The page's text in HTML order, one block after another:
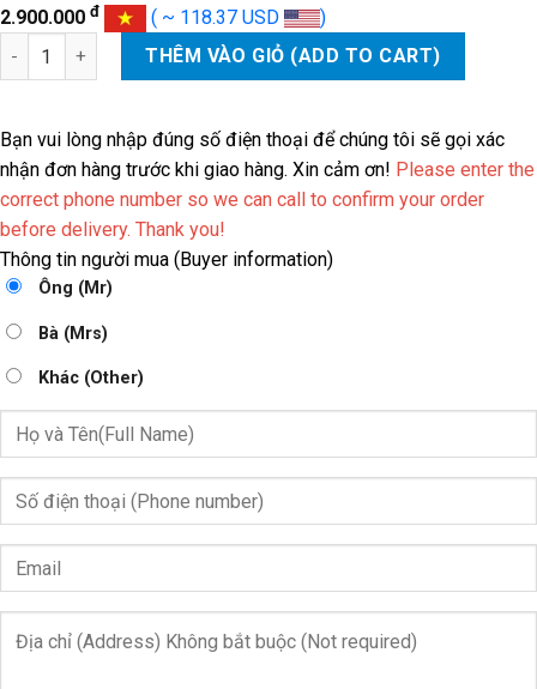
2.900.000 đ ( ~ 118.37 USD )
CỤM BƯỚM GA HYUNDAI SANTAFE số lượng
THÊM VÀO GIỎ (ADD TO CART)
Bạn vui lòng nhập đúng số điện thoại để chúng tôi sẽ gọi xác
nhận đơn hàng trước khi giao hàng. Xin cảm ơn! Please enter the
correct phone number so we can call to confirm your order
before delivery. Thank you!
Thông tin người mua (Buyer information)
Ông (Mr)
Bà (Mrs)
Khác (Other)